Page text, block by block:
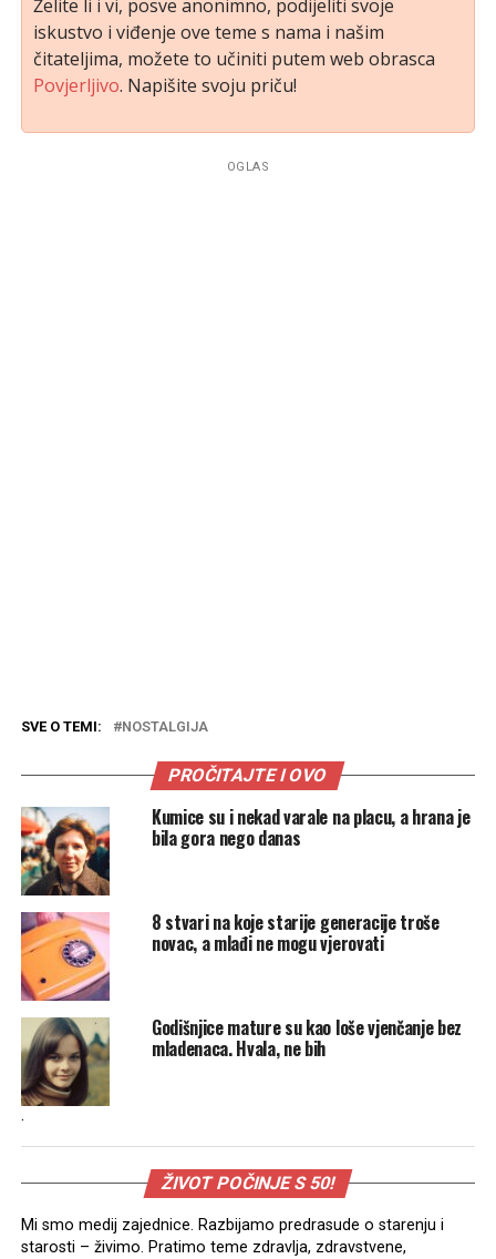
Želite li i vi, posve anonimno, podijeliti svoje
iskustvo i viđenje ove teme s nama i našim
čitateljima, možete to učiniti putem web obrasca
Povjerljivo. Napišite svoju priču!
OGLAS
SVE O TEMI: NOSTALGIJA
PROČITAJTE I OVO
Kumice su i nekad varale na placu, a hrana je
bila gora nego danas
8 stvari na koje starije generacije troše
novac, a mlađi ne mogu vjerovati
Godišnjice mature su kao loše vjenčanje bez
mladenaca. Hvala, ne bih
.
ŽIVOT POČINJE S 50!
Mi smo medij zajednice. Razbijamo predrasude o starenju i
starosti – živimo. Pratimo teme zdravlja, zdravstvene,